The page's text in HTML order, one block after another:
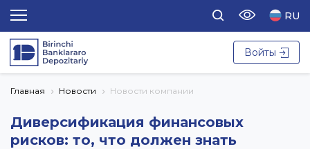
RU
Войты
Главная Новости Новости компании
Диверсификация финансовых
рисков: то, что должен знать